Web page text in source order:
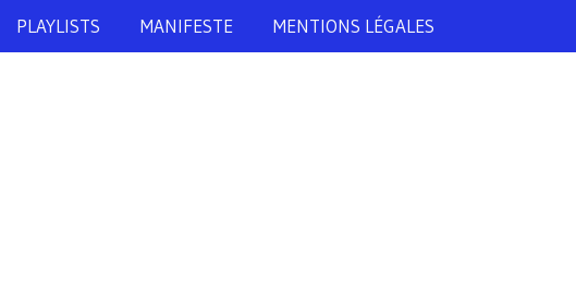
PLAYLISTS MANIFESTE MENTIONS LÉGALES